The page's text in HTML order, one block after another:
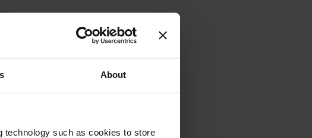
About
technology such as cookies to store